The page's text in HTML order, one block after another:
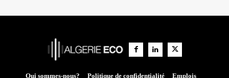
Qui sommes-nous? Politique de confidentialité Emplois